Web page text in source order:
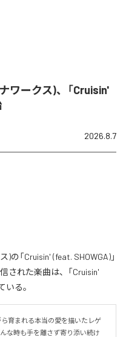
ワークス)、「Cruisin'
2026.8.7
)の「Cruisin' (feat. SHOWGA)」
された楽曲は、「Cruisin'
いる。
育まれる本当の愛を描いたレゲ
な時も手を離さず寄り添い続け